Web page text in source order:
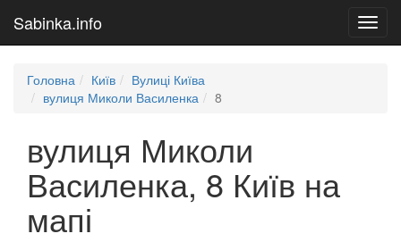
Sabinka.info
Головна Київ
Вулиці Київа
вулиця Миколи Василенка
8
вулиця Миколи
Василенка, 8 Київ на
мапі